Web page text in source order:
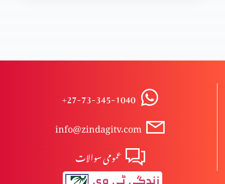
خواتین کی خدمت
صبا کی ملکہ کا شاہی دورہ
+27-73-345-1040
info@zindagitv.com
عمومی سوالات